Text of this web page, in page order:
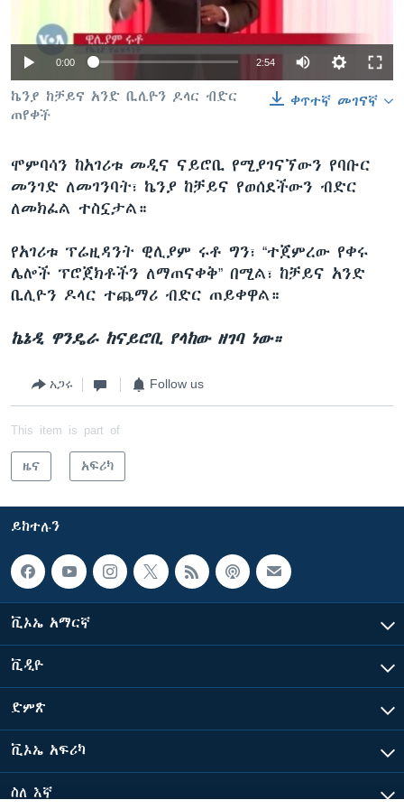
ቋንቋዎች
0:00 2:54
ቀጥተኛ መገናኛ
ኬንያ ከቻይና አንድ ቢሊዮን ዶላር ብድር
ጠየቀች
ሞምባሳን ከአገሪቱ መዲና ናይሮቢ የሚያገናኘውን የባቡር
መንገድ ለመገንባት፣ ኬንያ ከቻይና የወሰደችውን ብድር
ለመክፈል ተስኗታል።
የአገሪቱ ፕሬዚዳንት ዊሊያም ሩቶ ግን፣ “ተጀምረው የቀሩ
ሌሎች ፕሮጀክቶችን ለማጠናቀቅ” በሚል፣ ከቻይና አንድ
ቢሊዮን ዶላር ተጨማሪ ብድር ጠይቀዋል።
ኬኔዲ ዋንዴራ ከናይሮቢ የላከው ዘገባ ነው።
አጋሩ Follow us
This item is part of
ዜና አፍሪካ
ይከተሉን
ቪኦኤ አማርኛ
ቪዲዮ
ድምጽ
ቪኦኤ አፍሪካ
ስለ እኛ